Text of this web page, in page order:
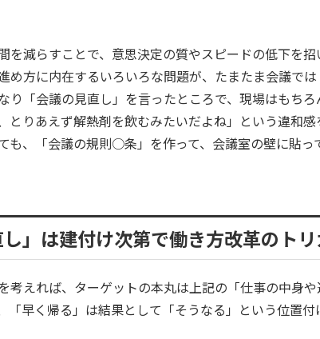
を減らすことで、意思決定の質やスピードの低下を招
め方に内在するいろいろな問題が、たまたま会議で
り「会議の見直し」を言ったところで、現場はもち
とりあえず解熱剤を飲むみたいだよね」という違和感
も、「会議の規則○条」を作って、会議室の壁に貼っ
」は建付け次第で働き方改革のト
考えれば、ターゲットの本丸は上記の「仕事の中身や
「早く帰る」は結果として「そうなる」という位置付